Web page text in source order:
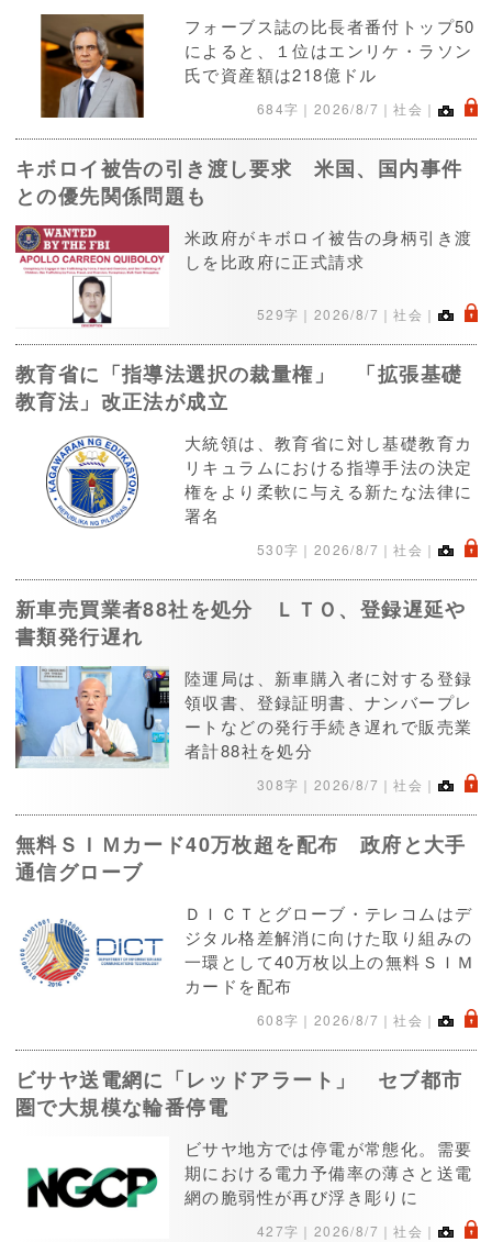
フォーブス誌の比長者番付トップ50
によると、１位はエンリケ・ラソン
氏で資産額は218億ドル
684字｜ 2026/8/7 ｜社会｜ .
キボロイ被告の引き渡し要求 米国、国内事件
との優先関係問題も
米政府がキボロイ被告の身柄引き渡
しを比政府に正式請求
529字｜ 2026/8/7 ｜社会｜ .
教育省に「指導法選択の裁量権」 「拡張基礎
教育法」改正法が成立
大統領は、教育省に対し基礎教育カ
リキュラムにおける指導手法の決定
権をより柔軟に与える新たな法律に
署名
530字｜ 2026/8/7 ｜社会｜ .
新車売買業者88社を処分 ＬＴＯ、登録遅延や
書類発行遅れ
陸運局は、新車購入者に対する登録
領収書、登録証明書、ナンバープレ
ートなどの発行手続き遅れで販売業
者計88社を処分
308字｜ 2026/8/7 ｜社会｜ .
無料ＳＩＭカード40万枚超を配布 政府と大手
通信グローブ
ＤＩＣＴとグローブ・テレコムはデ
ジタル格差解消に向けた取り組みの
一環として40万枚以上の無料ＳＩＭ
カードを配布
608字｜ 2026/8/7 ｜社会｜ .
ビサヤ送電網に「レッドアラート」 セブ都市
圏で大規模な輪番停電
ビサヤ地方では停電が常態化。需要
期における電力予備率の薄さと送電
網の脆弱性が再び浮き彫りに
427字｜ 2026/8/7 ｜社会｜ .